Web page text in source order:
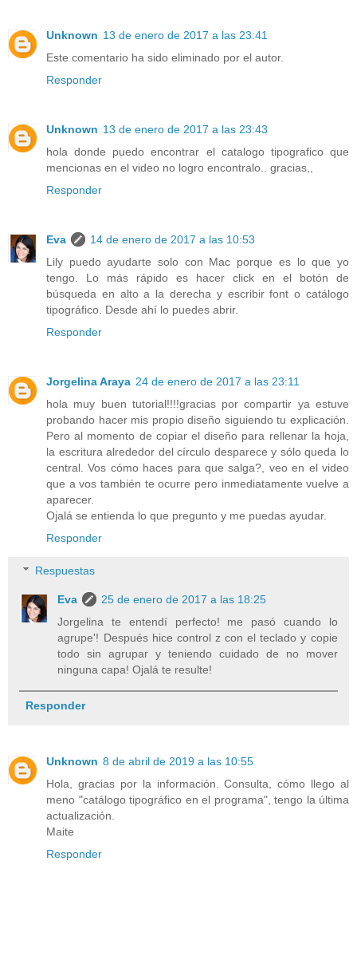
Unknown 13 de enero de 2017 a las 23:41
Este comentario ha sido eliminado por el autor.
Responder
Unknown 13 de enero de 2017 a las 23:43
hola donde puedo encontrar el catalogo tipografico que
mencionas en el video no logro encontralo.. gracias,,
Responder
Eva
14 de enero de 2017 a las 10:53
Lily puedo ayudarte solo con Mac porque es lo que yo
tengo. Lo más rápido es hacer click en el botón de
búsqueda en alto a la derecha y escribir font o catálogo
tipográfico. Desde ahí lo puedes abrir.
Responder
Jorgelina Araya 24 de enero de 2017 a las 23:11
hola muy buen tutorial!!!!gracias por compartir ya estuve
probando hacer mis propio diseño siguiendo tu explicación.
Pero al momento de copiar el diseño para rellenar la hoja,
la escritura alrededor del círculo desparece y sólo queda lo
central. Vos cómo haces para que salga?, veo en el video
que a vos también te ocurre pero inmediatamente vuelve a
aparecer.
Ojalá se entienda lo que pregunto y me puedas ayudar.
Responder
Respuestas
Eva
25 de enero de 2017 a las 18:25
Jorgelina te entendí perfecto! me pasó cuando lo
agrupe'! Después hice control z con el teclado y copie
todo sin agrupar y teniendo cuidado de no mover
ninguna capa! Ojalá te resulte!
Responder
Unknown 8 de abril de 2019 a las 10:55
Hola, gracias por la información. Consulta, cómo llego al
meno "catálogo tipográfico en el programa", tengo la última
actualización.
Maite
Responder